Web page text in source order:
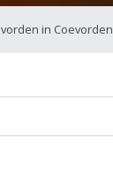
in Coevorden